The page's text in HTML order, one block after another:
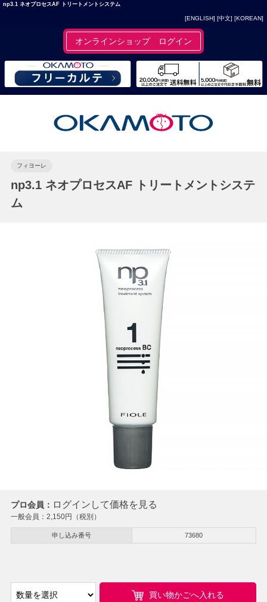
np3.1 ネオプロセスAF トリートメントシステム
[ENGLISH] [中文] [KOREAN]
オンラインショップ ログイン
フィヨーレ
np3.1 ネオプロセスAF トリートメントシステ
ム
プロ会員： ログインして価格を見る
一般会員： 2,150円（税別）
申し込み番号 73680
買い物かごへ入れる